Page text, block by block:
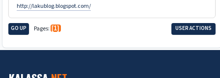
http://lakublog.blogspot.com/
GO UP Pages 1 USER ACTIONS